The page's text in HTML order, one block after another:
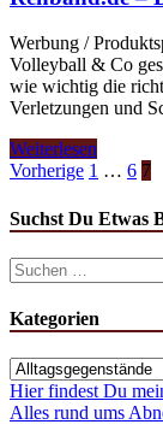
Werbung /
Volleyball & Co
wie wichtig die
Verletzungen und
Rehband.de
–
Sportmarke
Weiterlesen
der
Beiträge
Vorherige 1 … 6 7
Suchst Du Etwas
Suchen
nach:
Kategorien
Kategorien
Hier findest Du
Alles rund ums